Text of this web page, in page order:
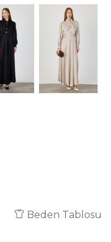
Beden Tablosu